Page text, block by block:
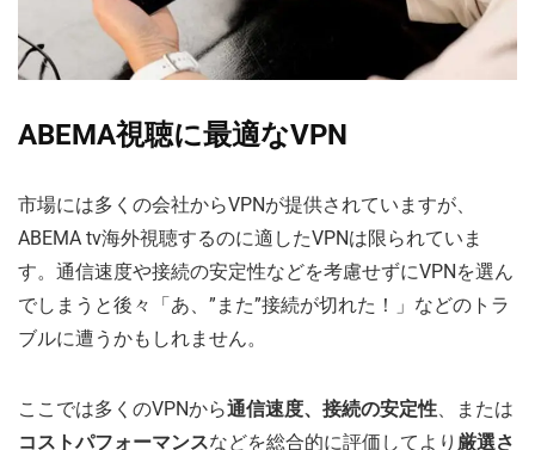
ABEMA視聴に最適なVPN
市場には多くの会社からVPNが提供されていますが、
ABEMA tv海外視聴するのに適したVPNは限られていま
す。通信速度や接続の安定性などを考慮せずにVPNを選ん
でしまうと後々「あ、”また”接続が切れた！」などのトラ
ブルに遭うかもしれません。
ここでは多くのVPNから通信速度、接続の安定性、または
コストパフォーマンスなどを総合的に評価してより 厳選さ